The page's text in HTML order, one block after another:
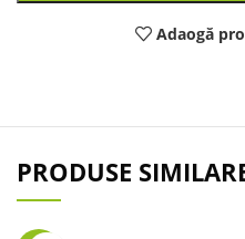
Adaogă
PRODUSE